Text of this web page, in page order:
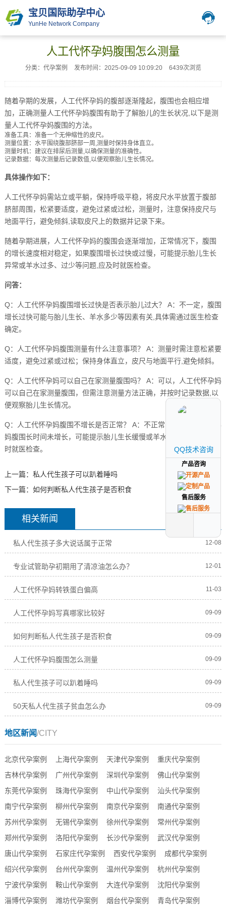
宝贝国际助孕中心
YunHe Network Company
人工代怀孕妈腹围怎么测量
分类：代孕案例 发布时间：2025-09-09 10:09:20 6439次浏览
随着孕期的发展，人工代怀孕妈的腹部逐渐隆起，腹围也会相应增
加，正确测量人工代怀孕妈腹围有助于了解胎儿的生长状况,以下是测
量人工代怀孕妈腹围的方法。
准备工具：准备一个无伸缩性的皮尺。
测量位置：水平围绕腹部脐部一周,测量时保持身体直立。
测量时机：建议在排尿后测量,以确保测量的准确性。
记录数据：每次测量后记录数值,以便观察胎儿生长情况。
具体操作如下：
人工代怀孕妈需站立或平躺，保持呼吸平稳，将皮尺水平放置于腹部
脐部周围，松紧要适度，避免过紧或过松，测量时，注意保持皮尺与
地面平行，避免倾斜,读取皮尺上的数据并记录下来。
随着孕期进展，人工代怀孕妈的腹围会逐渐增加，正常情况下，腹围
的增长速度相对稳定，如果腹围增长过快或过慢，可能提示胎儿生长
异常或羊水过多、过少等问题,应及时就医检查。
问答：
Q：人工代怀孕妈腹围增长过快是否表示胎儿过大？ A：不一定，腹围
增长过快可能与胎儿生长、羊水多少等因素有关,具体需通过医生检查
确定。
Q：人工代怀孕妈腹围测量有什么注意事项？ A：测量时需注意松紧要
适度，避免过紧或过松；保持身体直立，皮尺与地面平行,避免倾斜。
Q：人工代怀孕妈可以自己在家测量腹围吗？ A：可以，人工代怀孕妈
可以自己在家测量腹围，但需注意测量方法正确，并按时记录数据,以
便观察胎儿生长情况。
Q：人工代怀孕妈腹围不增长是否正常？ A：不正常，如果人工代怀孕
妈腹围长时间未增长，可能提示胎儿生长缓慢或羊水过少等问题,应及
时就医检查。
上一篇： 私人代生孩子可以趴着睡吗
下一篇： 如何判断私人代生孩子是否积食
相关新闻
私人代生孩子多大说话属于正常 12-08
专业试管助孕初期用了清凉油怎么办？ 12-01
人工代怀孕妈转铁蛋白偏高 11-03
人工代怀孕妈写真哪家比较好 09-09
如何判断私人代生孩子是否积食 09-09
人工代怀孕妈腹围怎么测量 09-09
私人代生孩子可以趴着睡吗 09-09
50天私人代生孩子贫血怎么办 09-09
地区新闻/CITY
北京代孕案例 上海代孕案例 天津代孕案例
重庆代孕案例
吉林代孕案例
广州代孕案例 深圳代孕案例
佛山代孕案例
东莞代孕案例
珠海代孕案例 中山代孕案例
汕头代孕案例
南宁代孕案例
柳州代孕案例 南京代孕案例
南通代孕案例
苏州代孕案例
无锡代孕案例 徐州代孕案例
常州代孕案例
郑州代孕案例
洛阳代孕案例 长沙代孕案例
武汉代孕案例
唐山代孕案例
石家庄代孕案例 西安代孕案例
成都代孕案例
绍兴代孕案例
台州代孕案例 温州代孕案例
杭州代孕案例
宁波代孕案例
鞍山代孕案例 大连代孕案例
沈阳代孕案例
淄博代孕案例
潍坊代孕案例 烟台代孕案例 青岛代孕案例
QQ技术咨询
产品咨询
售后服务
QQ技术咨询
产品咨询
售后服务